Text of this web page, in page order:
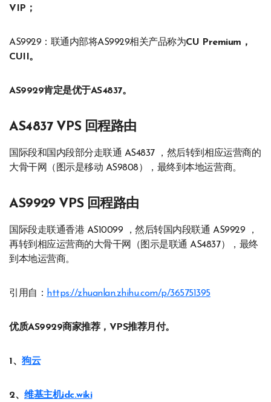
VIP；
AS9929：联通内部将AS9929相关产品称为CU Pre­mium，
CUII。
AS9929肯定是优于AS4837。
AS4837 VPS 回程路由
国际段和国内段部分走联通 AS4837 ，然后转到相应运营商的
大骨干网（图示是移动 AS9808），最终到本地运营商。
AS9929 VPS 回程路由
国际段走联通香港 AS10099 ，然后转国内段联通 AS9929 ，
再转到相应运营商的大骨干网（图示是联通 AS4837），最终
到本地运营商。
引用自： https://zhuanlan.zhihu.com/p/365751395
优质AS9929商家推荐，VPS推荐月付。
1、狗云
2、维基主机idc.wiki